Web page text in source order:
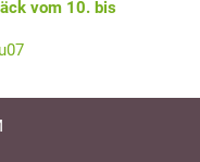
vom 10. bis